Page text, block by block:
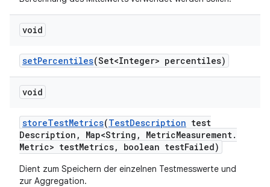
void
setPercentiles(Set<Integer> percentiles)
void
storeTestMetrics(TestDescription test
Description , Map<String , MetricMeasurement.
Metric> testMetrics, boolean testFailed)
Dient zum Speichern der einzelnen Testmesswerte und
zur Aggregation.